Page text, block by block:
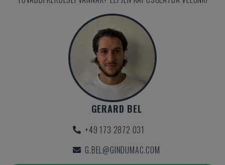
GERARD BEL
+49 173 2872 031
G.BEL@GINDUMAC.COM